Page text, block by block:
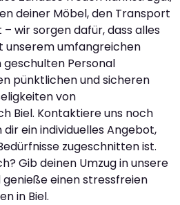
deiner Möbel, den Transport
wir sorgen dafür, dass alles
unserem umfangreichen
Personal
pünktlichen und sicheren
von
Biel. Kontaktiere uns noch
ein individuelles Angebot,
zugeschnitten ist.
Gib deinen Umzug in unsere
einen stressfreien
in Biel.